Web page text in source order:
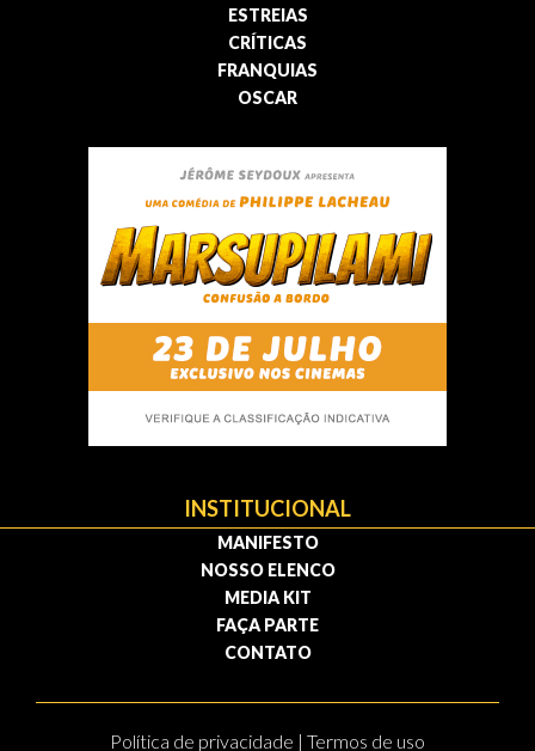
ESTREIAS
CRÍTICAS
FRANQUIAS
OSCAR
INSTITUCIONAL
MANIFESTO
NOSSO ELENCO
MEDIA KIT
FAÇA PARTE
CONTATO
Política de privacidade | Termos de uso